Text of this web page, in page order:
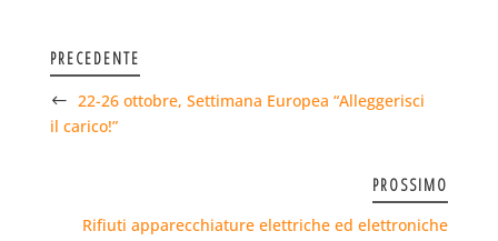
PRECEDENTE
22-26 ottobre, Settimana Europea “Alleggerisci
il carico!”
PROSSIMO
Rifiuti apparecchiature elettriche ed elettroniche